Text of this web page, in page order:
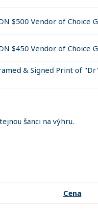
$500 Vendor of Choice
$450 Vendor of Choice
& Signed Print of
šanci na výhru.
Cena